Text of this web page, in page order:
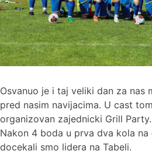
Osvanuo je i taj veliki dan za nas
pred nasim navijacima. U cast
organizovan zajednicki Grill
Nakon 4 boda u prva dva kola na
docekali smo lidera na Tabeli.